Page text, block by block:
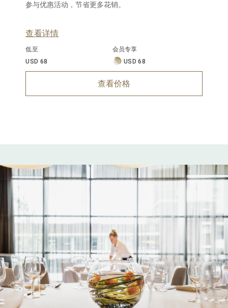
参与优惠活动，节省更多花销。
查看详情
低至
USD 68
会员专享
USD 68
查看价格